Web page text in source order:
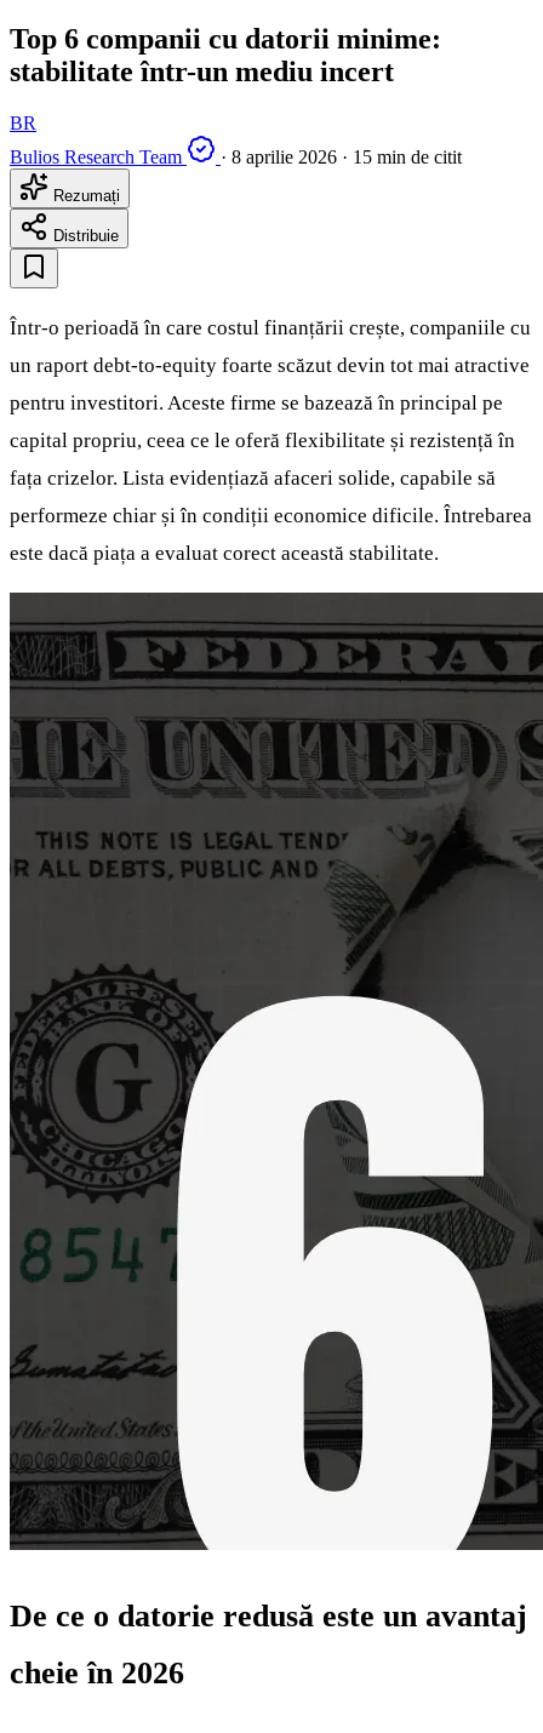
Top 6 companii cu datorii minime:
stabilitate într-un mediu incert
BR
Bulios Research Team
· 8 aprilie 2026 · 15 min de citit
Rezumați
Distribuie
Într-o perioadă în care costul finanțării crește, companiile cu
un raport debt-to-equity foarte scăzut devin tot mai atractive
pentru investitori. Aceste firme se bazează în principal pe
capital propriu, ceea ce le oferă flexibilitate și rezistență în
fața crizelor. Lista evidențiază afaceri solide, capabile să
performeze chiar și în condiții economice dificile. Întrebarea
este dacă piața a evaluat corect această stabilitate.
De ce o datorie redusă este un avantaj
cheie în 2026